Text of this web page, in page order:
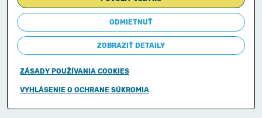
ODMIETNUŤ
ZOBRAZIŤ DETAILY
ZÁSADY POUŽÍVANIA COOKIES
VYHLÁSENIE O OCHRANE SÚKROMIA
Copyright © 2011-2026